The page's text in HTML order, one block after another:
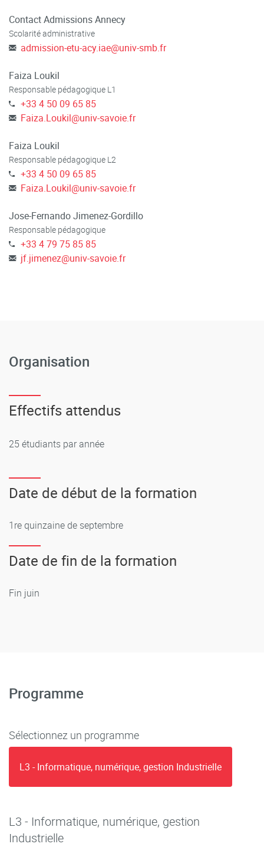
Contact Admissions Annecy
Scolarité administrative
admission-etu-acy.iae@univ-smb.fr
Faiza Loukil
Responsable pédagogique L1
+33 4 50 09 65 85
Faiza.Loukil@univ-savoie.fr
Faiza Loukil
Responsable pédagogique L2
+33 4 50 09 65 85
Faiza.Loukil@univ-savoie.fr
Jose-Fernando Jimenez-Gordillo
Responsable pédagogique
+33 4 79 75 85 85
jf.jimenez@univ-savoie.fr
Organisation
Effectifs attendus
25 étudiants par année
Date de début de la formation
1re quinzaine de septembre
Date de fin de la formation
Fin juin
Programme
Sélectionnez un programme
L3 - Informatique, numérique, gestion Industrielle
L3 - Informatique, numérique, gestion
Industrielle